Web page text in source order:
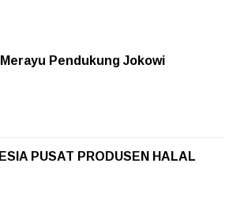
Pendukung Jokowi
PUSAT PRODUSEN HALAL